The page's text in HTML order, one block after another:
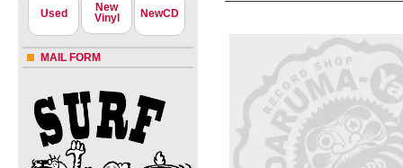
Used
New
Vinyl
NewCD
MAIL FORM